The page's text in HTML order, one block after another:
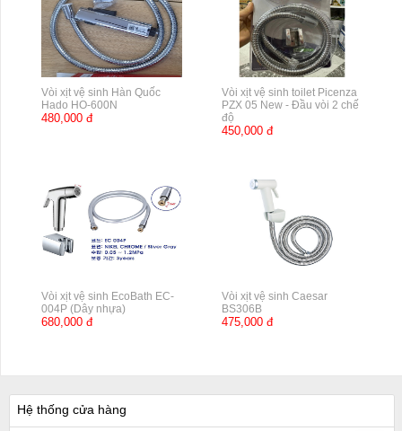
Vòi xịt vệ sinh Hàn Quốc
Hado HO-600N
480,000 đ
Vòi xịt vệ sinh toilet Picenza
PZX 05 New - Đầu vòi 2 chế
độ
450,000 đ
Vòi xịt vệ sinh EcoBath EC-
004P (Dây nhựa)
680,000 đ
Vòi xịt vệ sinh Caesar
BS306B
475,000 đ
Hệ thống cửa hàng